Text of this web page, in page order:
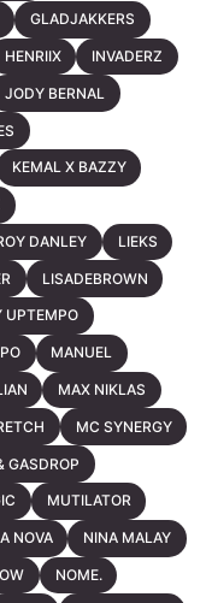
GLADJAKKERS
HENRIIX INVADERZ
JODY BERNAL
KEMAL X BAZZY
DANLEY LIEKS
LISADEBROWN
UPTEMPO
MANUEL
MAX NIKLAS
MC SYNERGY
GASDROP
MUTILATOR
NOVA NINA MALAY
NOME.